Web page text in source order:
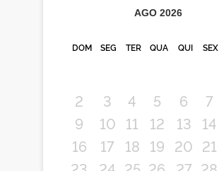
AGO 2026
DOM SEG TER QUA QUI SEX
2
3 4 5 6 7
9
10 11 12 13 14
16
17 18 19 20 21